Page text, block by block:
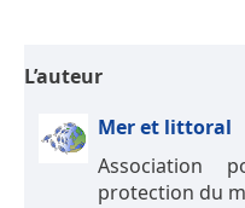
L’auteur
Mer et littoral
Association
protection du